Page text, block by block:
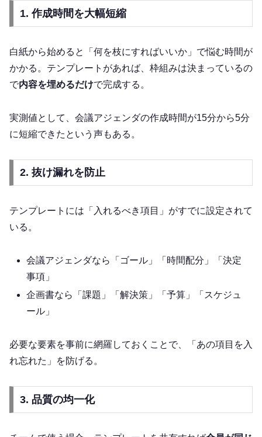
1. 作成時間を大幅短縮
白紙から始めると「何を枝にすればいいか」で悩む時間が
かかる。テンプレートがあれば、枠組みは決まっているの
で内容を埋めるだけで完成する。
実測値として、会議アジェンダの作成時間が15分から5分
に短縮できたという声もある。
2. 抜け漏れを防止
テンプレートには「入れるべき項目」がすでに設定されて
いる。
会議アジェンダなら「ゴール」「時間配分」「決定
事項」
企画書なら「課題」「解決策」「予算」「スケジュ
ール」
必要な要素を事前に網羅しておくことで、「あの項目を入
れ忘れた」を防げる。
3. 品質の均一化